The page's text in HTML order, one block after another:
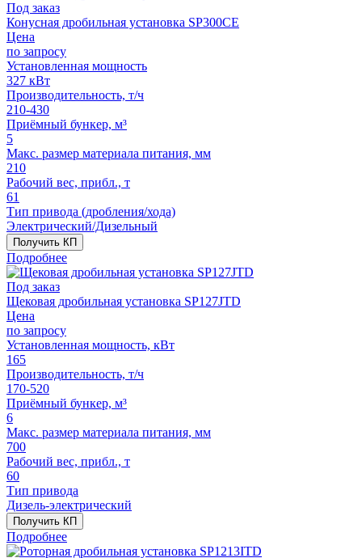
Под заказ
Конусная дробильная установка SP300CE
Цена
по запросу
Установленная мощность
327 кВт
Производительность, т/ч
210-430
Приёмный бункер, м³
5
Макс. размер материала питания, мм
210
Рабочий вес, прибл., т
61
Тип привода (дробления/хода)
Электрический/Дизельный
Получить КП
Подробнее
Под заказ
Щековая дробильная установка SP127JTD
Цена
по запросу
Установленная мощность, кВт
165
Производительность, т/ч
170-520
Приёмный бункер, м³
6
Макс. размер материала питания, мм
700
Рабочий вес, прибл., т
60
Тип привода
Дизель-электрический
Получить КП
Подробнее